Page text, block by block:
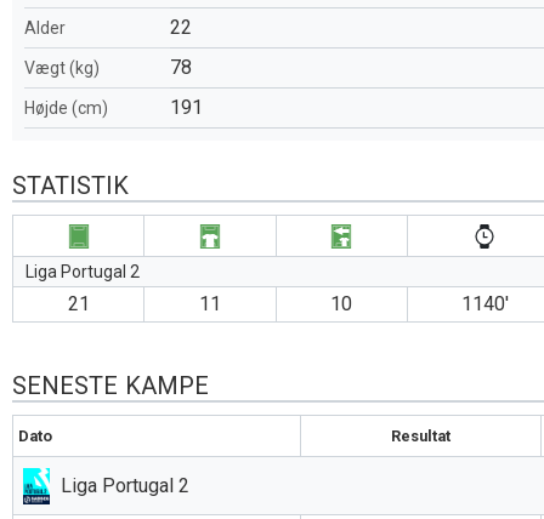
Alder 22
Vægt (kg) 78
Højde (cm) 191
STATISTIK
Liga Portugal 2
21 11 10 1140′
SENESTE KAMPE
Dato Resultat
Liga Portugal 2